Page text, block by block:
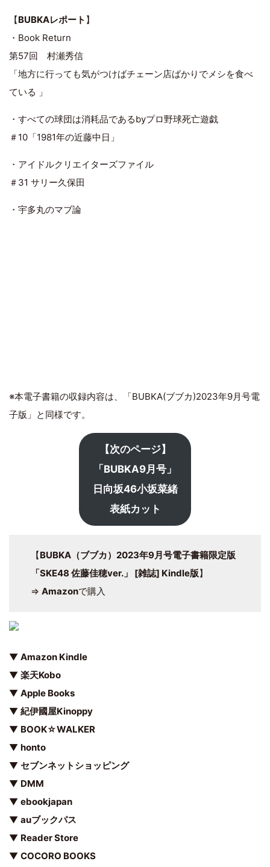
【BUBKAレポート 】
・Book Return
第57回 村瀬秀信
「地方に行っても気がつけばチェーン店ばかりでメシを食べ
ている 」
・すべての球団は消耗品であるbyプロ野球死亡遊戯
＃10「1981年の近藤中日」
・アイドルクリエイターズファイル
＃31 サリー久保田
・宇多丸のマブ論
※本電子書籍の収録内容は、「BUBKA(ブブカ)2023年9月号電
子版」と同様です。
【次のページ】
「BUBKA9月号」
日向坂46小坂菜緒
表紙カット
【BUBKA（ブブカ）2023年9月号電子書籍限定版
「SKE48 佐藤佳穂ver.」 [雑誌] Kindle版】
⇒ Amazonで購入
▼ Amazon Kindle
▼ 楽天Kobo
▼ Apple Books
▼ 紀伊國屋Kinoppy
▼ BOOK☆WALKER
▼ honto
▼ セブンネットショッピング
▼ DMM
▼ ebookjapan
▼ auブックパス
▼ Reader Store
▼ COCORO BOOKS